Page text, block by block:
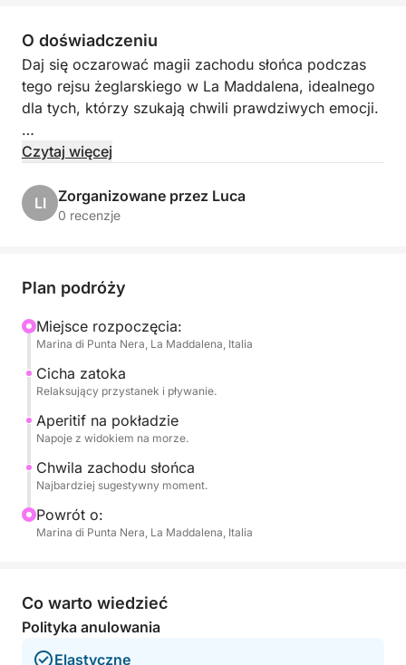
O doświadczeniu
Daj się oczarować magii zachodu słońca podczas
tego rejsu żeglarskiego w La Maddalena, idealnego
dla tych, którzy szukają chwili prawdziwych emocji.
Wypłyniesz późnym popołudniem, gdy wiatr
zachodzącego słońca przemienia krajobraz,
tworząc wyjątkową i sugestywną atmosferę.
rozkoszować się ciszą żeglowania i dać się otulić
kameralne przeżycie, idealne dla par lub małych
grup.
Chwila zachodu słońca jest po prostu
niezapomniana.
wyjątkowym rejsem.
Czytaj więcej
LI Zorganizowane przez Luca
0 recenzje
Plan podróży
Miejsce rozpoczęcia:
Marina di Punta Nera, La Maddalena, Italia
Cicha zatoka
Relaksujący przystanek i pływanie.
Aperitif na pokładzie
Napoje z widokiem na morze.
Chwila zachodu słońca
Najbardziej sugestywny moment.
Powrót o:
Marina di Punta Nera, La Maddalena, Italia
Co warto wiedzieć
Polityka anulowania
Elastyczne